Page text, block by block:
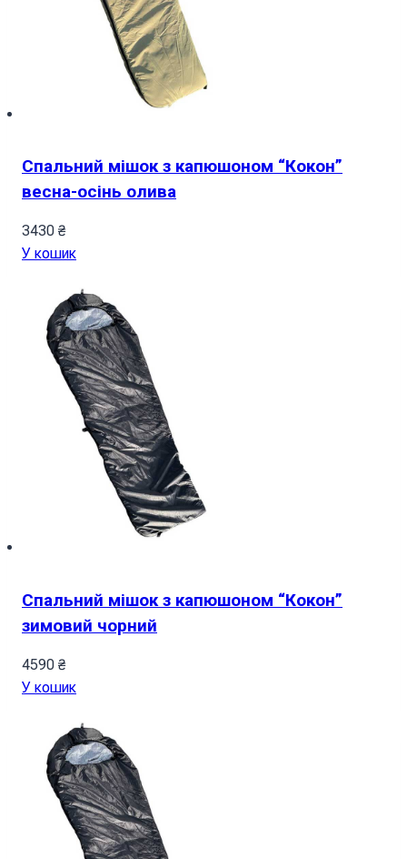
Спальний мішок з капюшоном “Кокон”
весна-осінь олива
3430 ₴
У кошик
Спальний мішок з капюшоном “Кокон”
зимовий чорний
4590 ₴
У кошик